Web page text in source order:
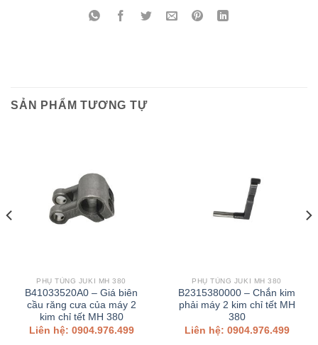
SẢN PHẨM TƯƠNG TỰ
PHỤ TÙNG JUKI MH 380
B41033520A0 – Giá biên
cầu răng cưa của máy 2
kim chỉ tết MH 380
Liên hệ: 0904.976.499
PHỤ TÙNG JUKI MH 380
B2315380000 – Chắn kim
phải máy 2 kim chỉ tết MH
380
Liên hệ: 0904.976.499